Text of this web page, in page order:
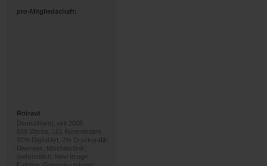
pro-Mitgliedschaft:
Rotraut
Deutschland, seit 2008
688 Werke, 181 Kommentare
92% Digital Art, 2% Druckgrafik;
Diverses, Mischtechnik;
mehrheitlich: New Image